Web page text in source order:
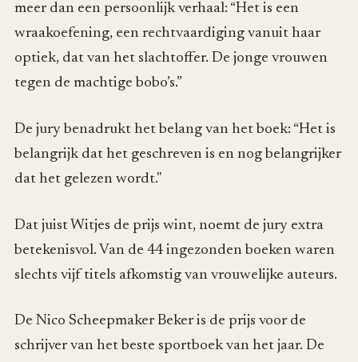
meer dan een persoonlijk verhaal: “Het is een
wraakoefening, een rechtvaardiging vanuit haar
optiek, dat van het slachtoffer. De jonge vrouwen
tegen de machtige bobo’s.”
De jury benadrukt het belang van het boek: “Het is
belangrijk dat het geschreven is en nog belangrijker
dat het gelezen wordt."
Dat juist Witjes de prijs wint, noemt de jury extra
betekenisvol. Van de 44 ingezonden boeken waren
slechts vijf titels afkomstig van vrouwelijke auteurs.
De Nico Scheepmaker Beker is de prijs voor de
schrijver van het beste sportboek van het jaar. De